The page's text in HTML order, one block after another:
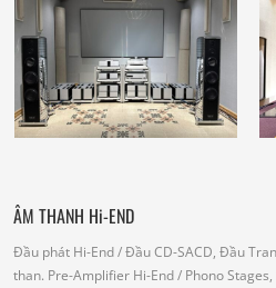
ÂM THANH Hi-END
Đầu phát Hi-End/ Đầu CD-SACD, Đầu
than. Pre-Amplifier Hi-End/ Phono